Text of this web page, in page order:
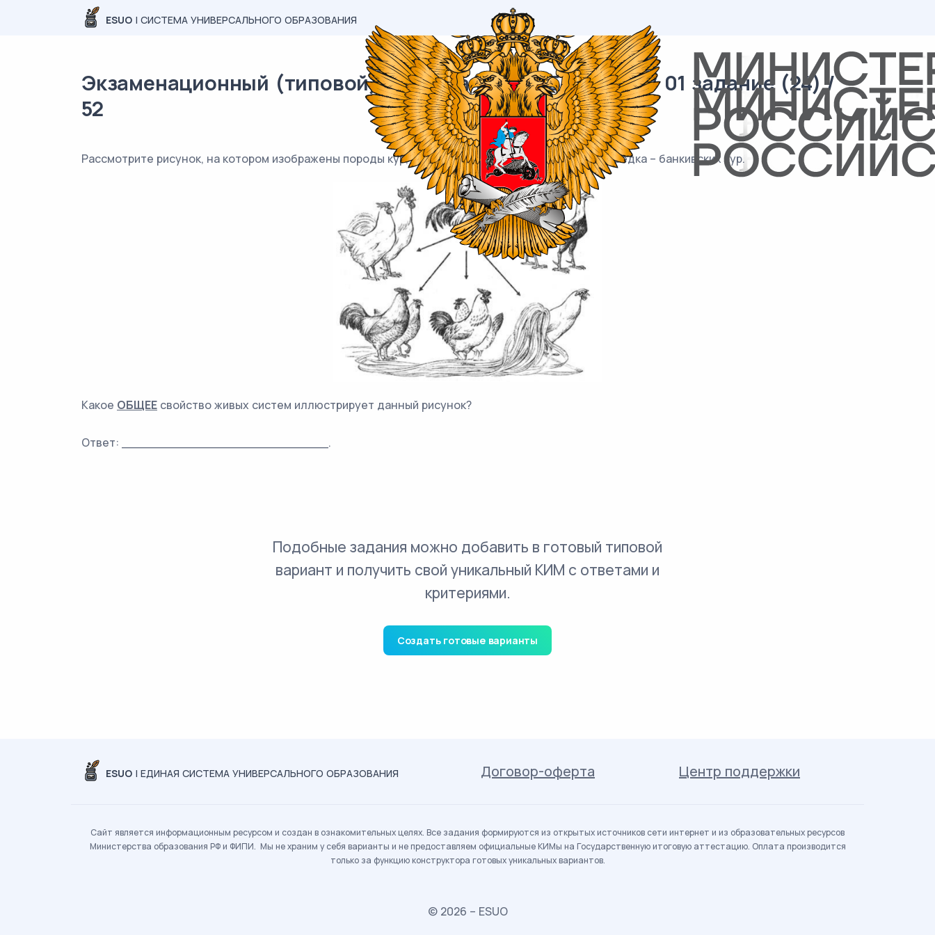
ESUO | СИСТЕМА УНИВЕРСАЛЬНОГО ОБРАЗОВАНИЯ
Экзаменационный (типовой) материал ОГЭ / Биология / 01 задание (24) /
52
Рассмотрите рисунок, на котором изображены породы кур, выведенные человеком от общего предка – банкивских кур.
Какое ОБЩЕЕ свойство живых систем иллюстрирует данный рисунок?
Ответ: ___________________________.
Подобные задания можно добавить в готовый типовой
вариант и получить свой уникальный КИМ с ответами и
критериями.
Создать готовые варианты
ESUO | ЕДИНАЯ СИСТЕМА УНИВЕРСАЛЬНОГО ОБРАЗОВАНИЯ Договор-оферта Центр поддержки
Сайт является информационным ресурсом и создан в ознакомительных целях. Все задания формируются из открытых источников сети интернет и из образовательных ресурсов
Министерства образования РФ и ФИПИ. Мы не храним у себя варианты и не предоставляем официальные КИМы на Государственную итоговую аттестацию. Оплата производится
только за функцию конструктора готовых уникальных вариантов.
© 2026 – ESUO